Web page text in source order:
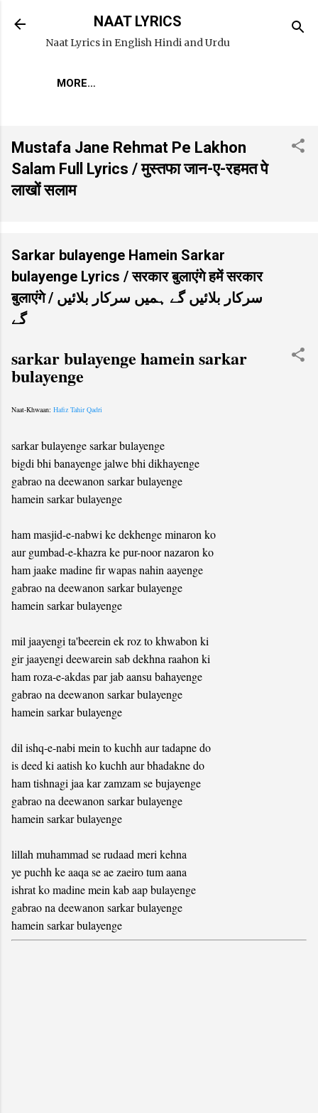
Skip to main content
NAAT LYRICS
Naat Lyrics in English Hindi and Urdu
MORE…
Mustafa Jane Rehmat Pe Lakhon
Salam Full Lyrics / मुस्तफा जान-ए-रहमत पे
लाखों सलाम
Sarkar bulayenge Hamein Sarkar
bulayenge Lyrics / सरकार बुलाएंगे हमें सरकार
बुलाएंगे / سرکار بلائیں گے ہمیں سرکار بلائیں
گے
sarkar bulayenge hamein sarkar
bulayenge
Naat-Khwaan: Hafiz Tahir Qadri
sarkar bulayenge sarkar bulayenge
bigdi bhi banayenge jalwe bhi dikhayenge
gabrao na deewanon sarkar bulayenge
hamein sarkar bulayenge
ham masjid-e-nabwi ke dekhenge minaron ko
aur gumbad-e-khazra ke pur-noor nazaron ko
ham jaake madine fir wapas nahin aayenge
gabrao na deewanon sarkar bulayenge
hamein sarkar bulayenge
mil jaayengi ta'beerein ek roz to khwabon ki
gir jaayengi deewarein sab dekhna raahon ki
ham roza-e-akdas par jab aansu bahayenge
gabrao na deewanon sarkar bulayenge
hamein sarkar bulayenge
dil ishq-e-nabi mein to kuchh aur tadapne do
is deed ki aatish ko kuchh aur bhadakne do
ham tishnagi jaa kar zamzam se bujayenge
gabrao na deewanon sarkar bulayenge
hamein sarkar bulayenge
lillah muhammad se rudaad meri kehna
ye puchh ke aaqa se ae zaeiro tum aana
ishrat ko madine mein kab aap bulayenge
gabrao na deewanon sarkar bulayenge
hamein sarkar bulayenge